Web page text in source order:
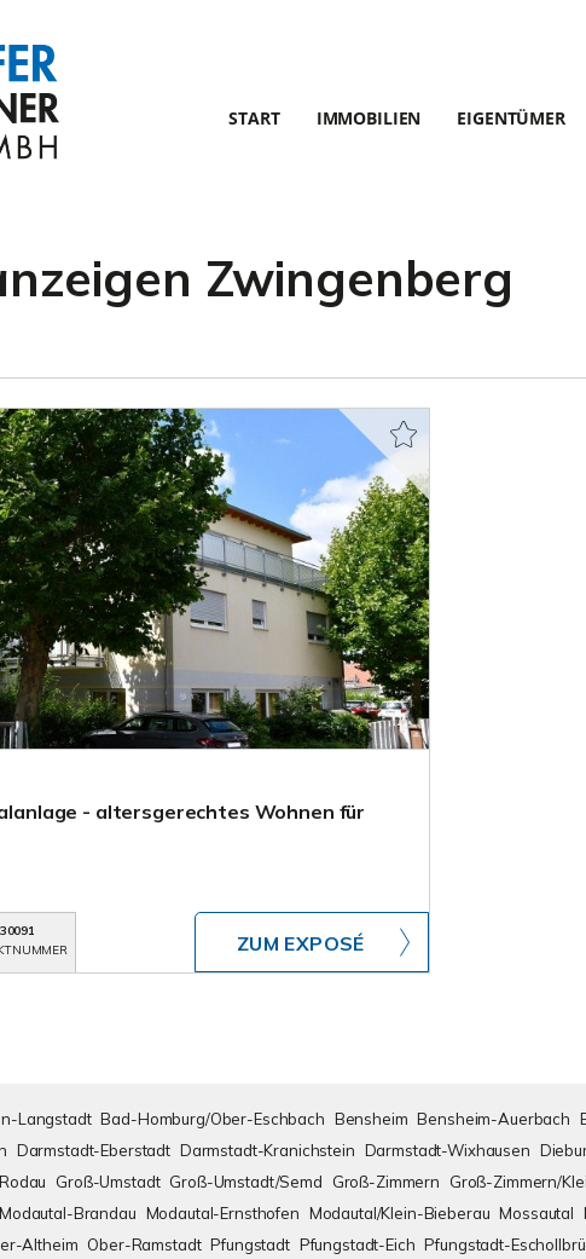
START IMMOBILIEN EIGENTÜMER
Zwingenberg
- altersgerechtes Wohnen für
30091
ZUM EXPOSÉ
Langstadt Bad-Homburg/Ober-Eschbach Bensheim Bensheim-Auerbach
Darmstadt-Eberstadt Darmstadt-Kranichstein Darmstadt-Wixhausen
Groß-Umstadt Groß-Umstadt/Semd Groß-Zimmern Groß-Zimmern/
Modautal-Brandau Modautal-Ernsthofen Modautal/Klein-Bieberau Mossautal
Altheim Ober-Ramstadt Pfungstadt Pfungstadt-Eich Pfungstadt-